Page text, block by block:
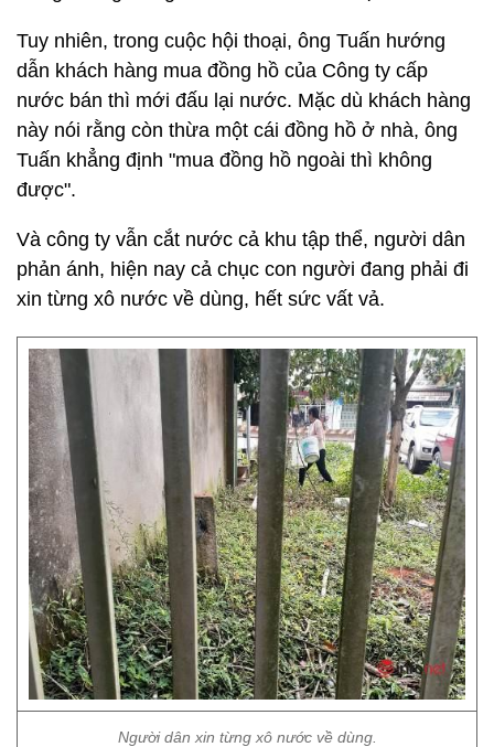
Tuy nhiên, trong cuộc hội thoại, ông Tuấn hướng
dẫn khách hàng mua đồng hồ của Công ty cấp
nước bán thì mới đấu lại nước. Mặc dù khách hàng
này nói rằng còn thừa một cái đồng hồ ở nhà, ông
Tuấn khẳng định "mua đồng hồ ngoài thì không
được".
Và công ty vẫn cắt nước cả khu tập thể, người dân
phản ánh, hiện nay cả chục con người đang phải đi
xin từng xô nước về dùng, hết sức vất vả.
Người dân xin từng xô nước về dùng.